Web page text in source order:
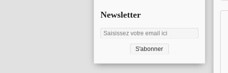
Newsletter